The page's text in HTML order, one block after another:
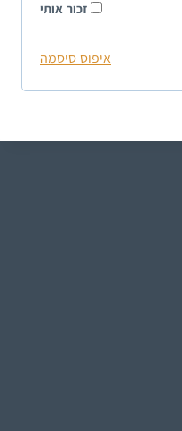
זכור אותי
איפוס סיסמה